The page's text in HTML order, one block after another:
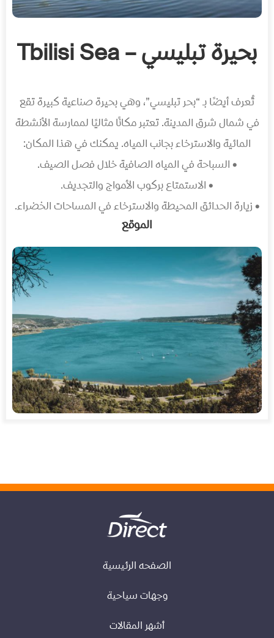
بحيرة تبليسي – Tbilisi Sea
تُعرف أيضًا بـ “بحر تبليسي”، وهي بحيرة صناعية كبيرة تقع
في شمال شرق المدينة. تعتبر مكانًا مثاليًا لممارسة الأنشطة
المائية والاسترخاء بجانب المياه. يمكنك في هذا المكان:
• السباحة في المياه الصافية خلال فصل الصيف.
• الاستمتاع بركوب الأمواج والتجديف.
• زيارة الحدائق المحيطة والاسترخاء في المساحات الخضراء.
الموقع
الصفحه الرئيسية
وجهات سياحية
أشهر المقالات